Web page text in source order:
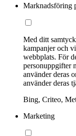
Marknadsföring
Med ditt
kampanjer och
webbplats. För
personuppgifter
använder deras
använder deras
Bing, Criteo,
Marketing